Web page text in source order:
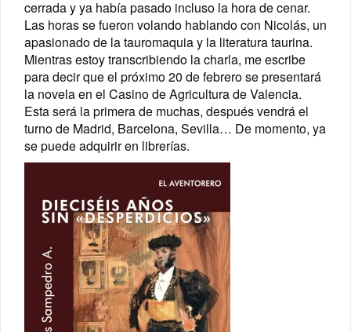
cerrada y ya había pasado incluso la hora de cenar.
Las horas se fueron volando hablando con Nicolás, un
apasionado de la tauromaquia y la literatura taurina.
Mientras estoy transcribiendo la charla, me escribe
para decir que el próximo 20 de febrero se presentará
la novela en el Casino de Agricultura de Valencia.
Esta será la primera de muchas, después vendrá el
turno de Madrid, Barcelona, Sevilla… De momento, ya
se puede adquirir en librerías.